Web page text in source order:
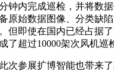
钟内完成巡检，并将数
原始数据图像、分类缺
但即使在国内已经占据
了超过10000架次风机
参展扩博智能也带来了